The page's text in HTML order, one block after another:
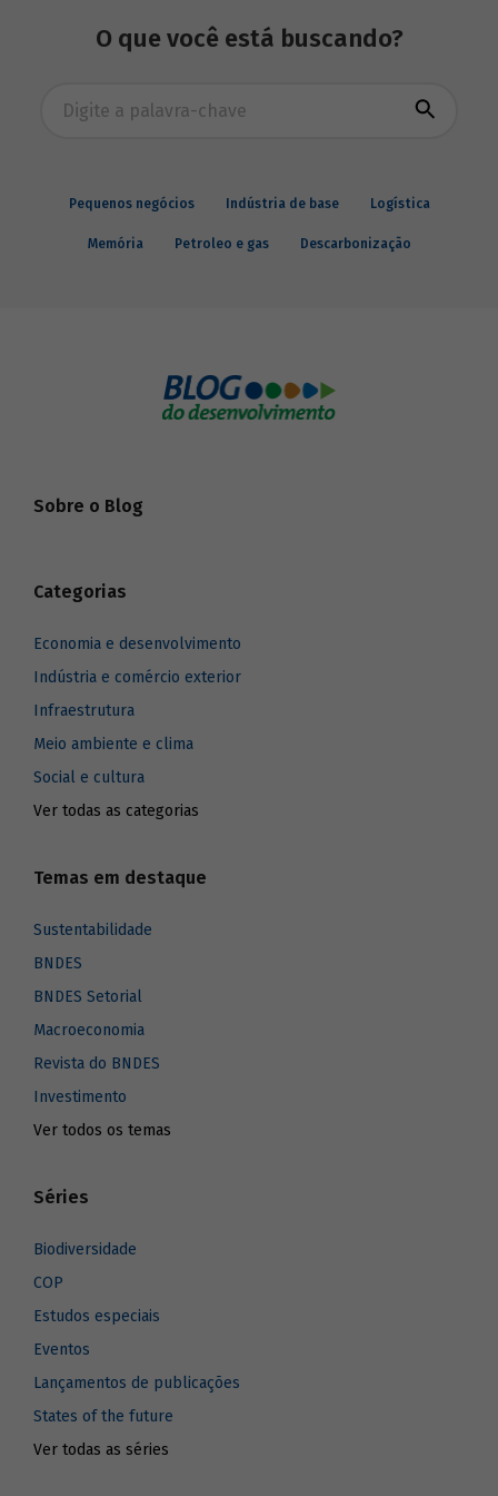
O que você está buscando?
Pequenos negócios Indústria de base Logística
Memória Petroleo e gas Descarbonização
Sobre o Blog
Categorias
Economia e desenvolvimento
Indústria e comércio exterior
Infraestrutura
Meio ambiente e clima
Social e cultura
Ver todas as categorias
Temas em destaque
Sustentabilidade
BNDES
BNDES Setorial
Macroeconomia
Revista do BNDES
Investimento
Ver todos os temas
Séries
Biodiversidade
COP
Estudos especiais
Eventos
Lançamentos de publicações
States of the future
Ver todas as séries